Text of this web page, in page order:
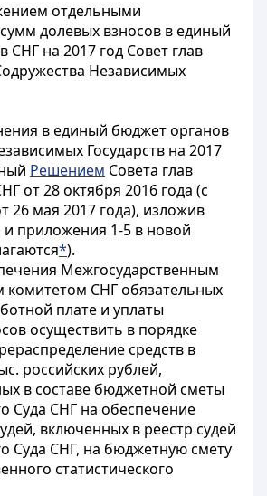
отдельными
долевых взносов в единый
СНГ на 2017 год Совет глав
Независимых
в единый бюджет органов
Государств на 2017
Решением Совета глав
от 28 октября 2016 года (с
26 мая 2017 года), изложив
и приложения 1-5 в новой
*).
Межгосударственным
комитетом СНГ обязательных
плате и уплаты
осуществить в порядке
средств в
российских рублей,
в составе бюджетной сметы
Суда СНГ на обеспечение
включенных в реестр судей
Суда СНГ, на бюджетную смету
статистического